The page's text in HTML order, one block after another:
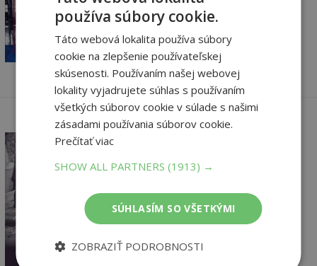
9,90
9,41
11
Transporty nádeje
Anton Baláž
používa súbory cookie.
Táto webová lokalita používa súbory
cookie na zlepšenie používateľskej
skúsenosti. Používaním našej webovej
lokality vyjadrujete súhlas s používaním
všetkých súborov cookie v súlade s našimi
zásadami používania súborov cookie.
Prečítať viac
SHOW ALL PARTNERS(1913) →
SÚHLASÍM SO VŠETKÝMI
ZOBRAZIŤ PODROBNOSTI